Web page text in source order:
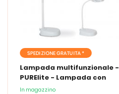
SPEDIZIONE GRATUITA *
Lampada multifunzionale -
PURElite - Lampada con
lente d'ingrandimento
In magazzino